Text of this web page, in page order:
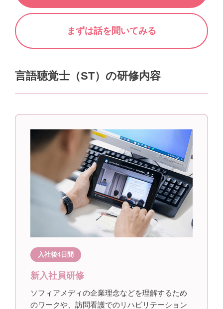
まずは話を聞いてみる
言語聴覚士（ST）の研修内容
入社後4日間
新入社員研修
ソフィアメディの企業理念などを理解するため
のワークや、訪問看護でのリハビリテーション